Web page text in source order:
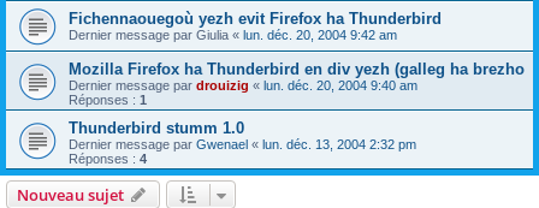
Fichennaouegoù yezh evit Firefox ha Thunderbird
Dernier message par Giulia « lun. déc. 20, 2004 9:42 am
Mozilla Firefox ha Thunderbird en div yezh (galleg ha brezho
Dernier message par drouizig « lun. déc. 20, 2004 9:40 am
Réponses : 1
Thunderbird stumm 1.0
Dernier message par Gwenael « lun. déc. 13, 2004 2:32 pm
Réponses : 4
Nouveau sujet